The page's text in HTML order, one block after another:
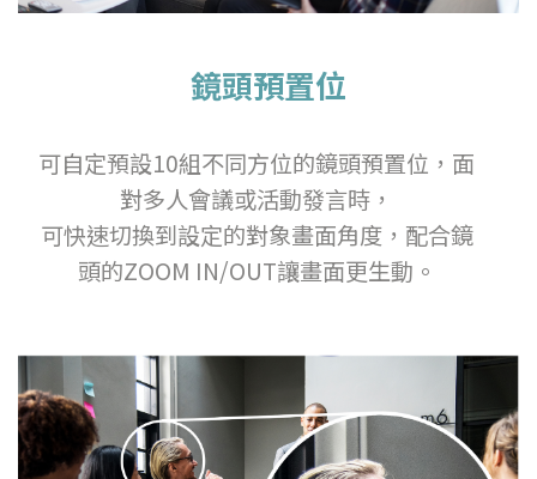
鏡頭預置位
可自定預設10組不同方位的鏡頭預置位，面
對多人會議或活動發言時，
可快速切換到設定的對象畫面角度，配合鏡
頭的ZOOM IN/OUT讓畫面更生動。